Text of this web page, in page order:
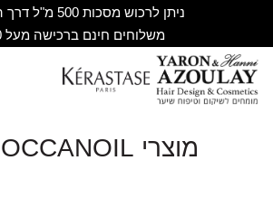
ניתן לרכוש מסכות 500 מ"ל דרך המספרה
משלוחים חינם ברכישה מעל 300 ₪
מוצרי MOROCCANOIL